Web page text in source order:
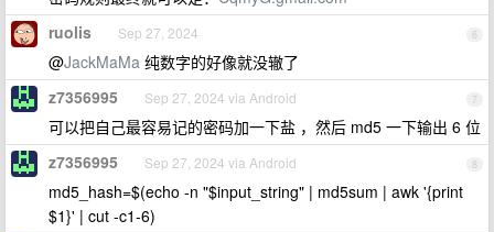
6
ruolis Sep 27, 2024
@JackMaMa 纯数字的好像就没辙了
7
z7356995 Sep 27, 2024 via Android
可以把自己最容易记的密码加一下盐 ，然后 md5 一下输出 6 位
8
z7356995 Sep 27, 2024 via Android
md5_hash=$(echo -n "$input_string" | md5sum | awk '{print
$1}' | cut -c1-6)